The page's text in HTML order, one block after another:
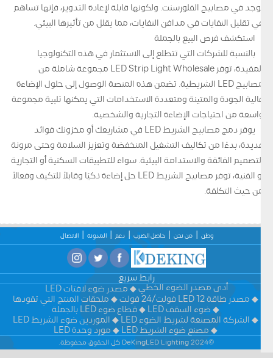
يوجد في مصابيح الفلورسنت. ولكونها قابلة لإعادة التدوير، فإنها تساهم
في تقليل النفايات في مدافن النفايات، مما يقلل من تأثيرها البيئي.
استكشف فرص البيع بالجملة
بالنسبة للشركات التي تتطلع إلى الاستثمار في هذه التكنولوجيا
المفيدة، توفر LED Strip Light Wholesale مجموعة شاملة من
مصابيح LED الشريطية. تضمن هذه المنصة الوصول إلى حلول الإضاءة
عالية الجودة والمتينة ومتعددة الاستخدامات التي يمكنها تلبية مجموعة
واسعة من احتياجات الإضاءة التجارية والشخصية.
يوفر دمج مصابيح الشريط LED في مشاريعك أو مخزونك فوائد
عديدة، بدءًا من تكاليف التشغيل المنخفضة وتعزيز السلامة وحتى مرونة
التصميم الفائقة والاستدامة البيئية. سواء للتطبيقات السكنية أو التجارية
أو الفنية، توفر مصابيح الشريط LED حل إضاءة ذكيًا وقابلاً للتكيف وفعالاً
من حيث التكلفة.
وطن من نحن حاصل الضرب دعم المدونة الاتصال
رابط سريع
أدى مصدر الضوء الخطي
مصدر ضوء لافتات LED
مصدر طاقة LED 12 فولت/24 فولت
ملحقات المنتج التي تقودها
ضوء السقف LED
قطاع ضوء LED بالجملة
الشركة المصنعة لشريط الضوء LED
الموردين ضوء الشريط LED
مصنع ضوء الشريط LED
مورد وحدة LED